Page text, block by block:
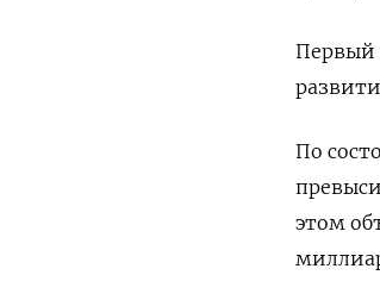
Первый
По
этом